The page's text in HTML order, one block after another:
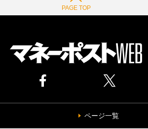
PAGE TOP
ページ一覧